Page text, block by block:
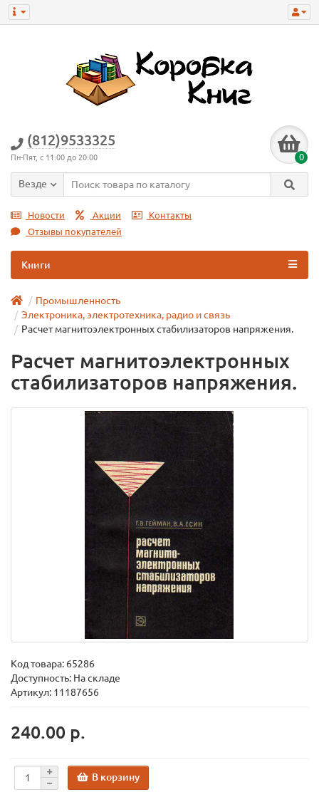
(812)9533325
Пн-Пят, с 11:00 до 20:00 0
Везде
Новости Акции
Контакты
Отзывы покупателей
Книги
Промышленность
Электроника, электротехника, радио и связь
Расчет магнитоэлектронных стабилизаторов напряжения.
Расчет магнитоэлектронных
стабилизаторов напряжения.
Код товара: 65286
Доступность: На складе
Артикул: 11187656
240.00 р.
В корзину